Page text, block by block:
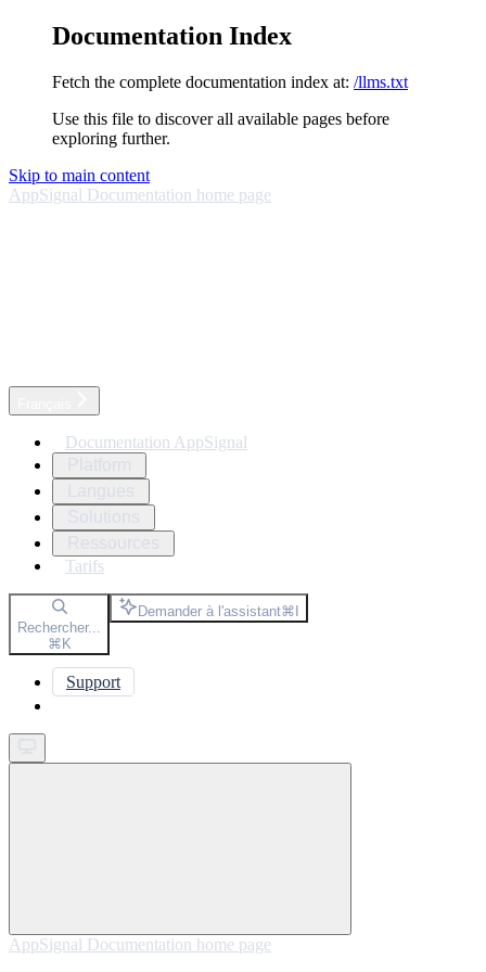
Documentation Index
Fetch the complete documentation index at: /llms.txt
Use this file to discover all available pages before
exploring further.
Skip to main content
AppSignal Documentation home page
Documentation AppSignal
Tarifs
Rechercher...
⌘K
Demander à l'assistant⌘I
Support
AppSignal Documentation home page